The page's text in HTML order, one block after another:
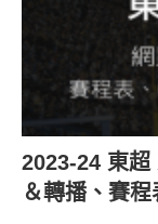
2023-24 東超
＆轉播、賽程